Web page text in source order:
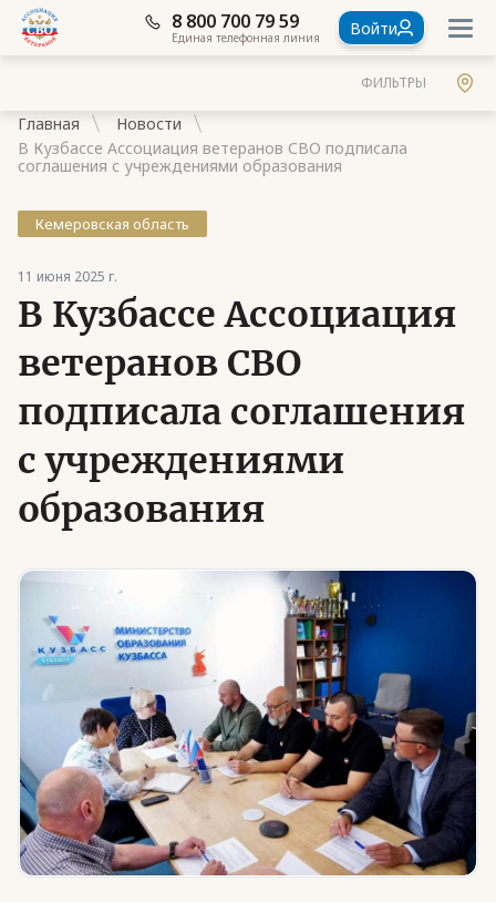
8 800 700 79 59
Единая телефонная линия Войти
ФИЛЬТРЫ
Главная
Новости
В Кузбассе Ассоциация ветеранов СВО подписала
соглашения с учреждениями образования
Кемеровская область
11 июня 2025 г.
В Кузбассе Ассоциация
ветеранов СВО
подписала соглашения
с учреждениями
образования
Стать членом Ассоциации ветеранов СВО
Ассоциация в субъектах России
Частые вопросы
Юридическая помощь
Региональные меры поддержки